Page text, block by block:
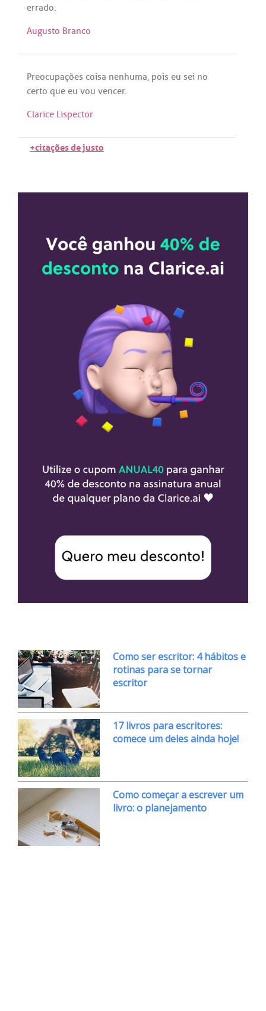
errado.
Augusto Branco
Preocupações coisa nenhuma, pois eu sei no
certo que eu vou vencer.
Clarice Lispector
+citações de justo
Como ser escritor: 4 hábitos e
rotinas para se tornar
escritor
17 livros para escritores:
comece um deles ainda hoje!
Como começar a escrever um
livro: o planejamento